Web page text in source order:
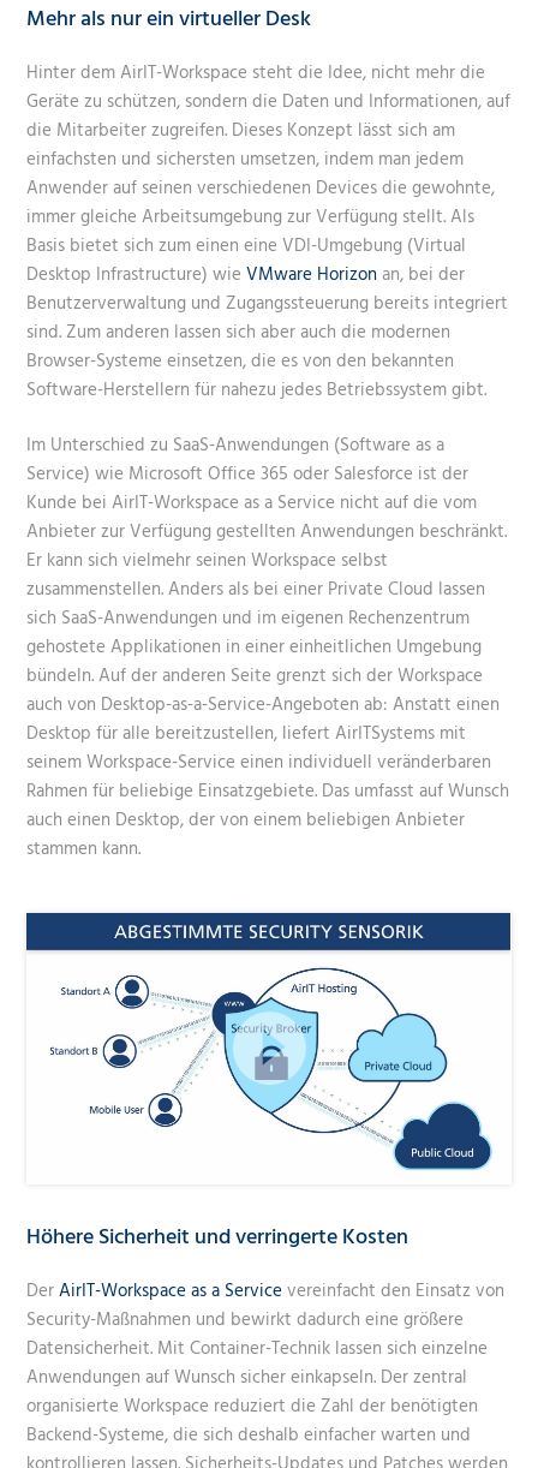
Mehr als nur ein virtueller Desk
Hinter dem AirIT-Workspace steht die Idee, nicht mehr die
Geräte zu schützen, sondern die Daten und Informationen, auf
die Mitarbeiter zugreifen. Dieses Konzept lässt sich am
einfachsten und sichersten umsetzen, indem man jedem
Anwender auf seinen verschiedenen Devices die gewohnte,
immer gleiche Arbeitsumgebung zur Verfügung stellt. Als
Basis bietet sich zum einen eine VDI-Umgebung (Virtual
Desktop Infrastructure) wieVMware Horizonan, bei der
Benutzerverwaltung und Zugangssteuerung bereits integriert
sind. Zum anderen lassen sich aber auch die modernen
Browser-Systeme einsetzen, die es von den bekannten
Software-Herstellern für nahezu jedes Betriebssystem gibt.
Im Unterschied zu SaaS-Anwendungen (Software as a
Service) wie Microsoft Office 365 oder Salesforce ist der
Kunde bei AirIT-Workspace as a Service nicht auf die vom
Anbieter zur Verfügung gestellten Anwendungen beschränkt.
Er kann sich vielmehr seinen Workspace selbst
zusammenstellen. Anders als bei einer Private Cloud lassen
sich SaaS-Anwendungen und im eigenen Rechenzentrum
gehostete Applikationen in einer einheitlichen Umgebung
bündeln. Auf der anderen Seite grenzt sich der Workspace
auch von Desktop-as-a-Service-Angeboten ab: Anstatt einen
Desktop für alle bereitzustellen, liefert AirITSystems mit
seinem Workspace-Service einen individuell veränderbaren
Rahmen für beliebige Einsatzgebiete. Das umfasst auf Wunsch
auch einen Desktop, der von einem beliebigen Anbieter
stammen kann.
Höhere Sicherheit und verringerte Kosten
DerAirIT-Workspace as a Servicevereinfacht den Einsatz von
Security-Maßnahmen und bewirkt dadurch eine größere
Datensicherheit. Mit Container-Technik lassen sich einzelne
Anwendungen auf Wunsch sicher einkapseln. Der zentral
organisierte Workspace reduziert die Zahl der benötigten
Backend-Systeme, die sich deshalb einfacher warten und